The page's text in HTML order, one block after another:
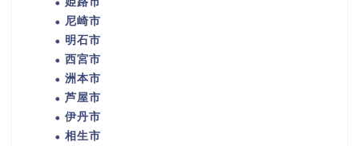
尼崎市
明石市
西宮市
洲本市
芦屋市
伊丹市
相生市